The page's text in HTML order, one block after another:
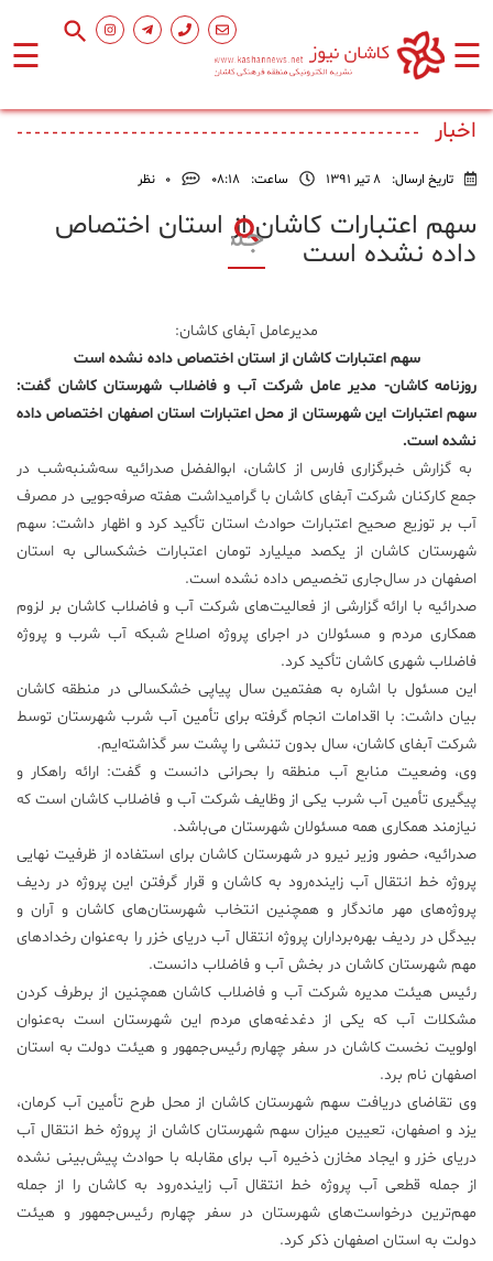
☰ ☰
اصلی
فرهنگ
ورزشی
محیط
زیست
علم
و
فناوری
عکس
پادکست
مجله
فرهنگی
و
هنری
اخبار
تاریخ ارسال: 8 تیر 1391 ساعت: ۰۸:۱۸ 0 نظر
سهم اعتبارات کاشان از استان اختصاص
داده نشده است
مدیرعامل آبفای کاشان:
سهم اعتبارات کاشان از استان اختصاص داده نشده است
روزنامه کاشان- مدیر عامل شرکت آب و فاضلاب شهرستان کاشان گفت:
سهم اعتبارات این شهرستان از محل اعتبارات استان اصفهان اختصاص داده
نشده است.
به گزارش خبرگزاری فارس از کاشان، ابوالفضل صدرائیه سه‌‌شنبه‌شب در
جمع کارکنان شرکت آبفای کاشان با گرامیداشت هفته صرفه‌جویی در مصرف
آب بر توزیع صحیح اعتبارات حوادث استان تأکید کرد و اظهار داشت: سهم
شهرستان کاشان از یکصد میلیارد تومان اعتبارات خشکسالی به استان
اصفهان در سال‌جاری تخصیص داده نشده است.
صدرائیه با ارائه گزارشی از فعالیت‌های شرکت آب و فاضلاب کاشان بر لزوم
همکاری مردم و مسئولان در اجرای پروژه اصلاح شبکه آب شرب و پروژه
فاضلاب شهری کاشان تأکید کرد.
این مسئول با اشاره به هفتمین سال پیاپی خشکسالی در منطقه کاشان
بیان داشت: با اقدامات انجام گرفته برای تأمین آب شرب شهرستان توسط
شرکت آبفای کاشان، سال بدون تنشی را پشت سر گذاشته‌ایم.
وی، وضعیت منابع آب منطقه را بحرانی دانست و گفت: ارائه راهکار و
پیگیری تأمین آب شرب یکی از وظایف شرکت آب و فاضلاب کاشان است که
نیازمند همکاری همه مسئولان شهرستان می‌باشد.
صدرائیه، حضور وزیر نیرو در شهرستان کاشان برای استفاده از ظرفیت نهایی
پروژه خط انتقال آب زاینده‌رود به کاشان و قرار گرفتن این پروژه در ردیف
پروژه‌های مهر ماندگار و همچنین انتخاب شهرستان‌های کاشان و آران و
بیدگل در ردیف بهره‌برداران پروژه انتقال آب دریای خزر را به‌عنوان رخدادهای
مهم شهرستان کاشان در بخش آب و فاضلاب دانست.
رئیس هیئت مدیره شرکت آب و فاضلاب کاشان همچنین از برطرف کردن
مشکلات آب که یکی از دغدغه‌های مردم این شهرستان است به‌عنوان
اولویت نخست کاشان در سفر چهارم رئیس‌جمهور و هیئت دولت به استان
اصفهان نام برد.
وی تقاضای دریافت سهم شهرستان کاشان از محل طرح تأمین آب کرمان،
یزد و اصفهان، تعیین میزان سهم شهرستان کاشان از پروژه خط انتقال آب
دریای خزر و ایجاد مخازن ذخیره آب برای مقابله با حوادث پیش‌بینی نشده
از جمله قطعی آب پروژه خط انتقال آب زاینده‌رود به کاشان را از جمله
مهم‌ترین درخواست‌های شهرستان در سفر چهارم رئیس‌جمهور و هیئت
دولت به استان اصفهان ذکر کرد.